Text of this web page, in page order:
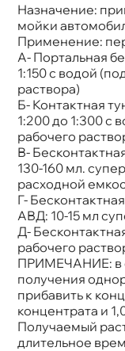
Назначение:
мойки
Применение:
А- Портальная
1:150 с водой
раствора)
Б- Контактная
1:200 до 1:300 с
рабочего
-
130-160 мл.
расходной
Г-
АВД: 10-15 мл
Д-
рабочего
ПРИМЕЧАНИЕ: в
получения
прибавить к
концентрата и
Получаемый
длительное